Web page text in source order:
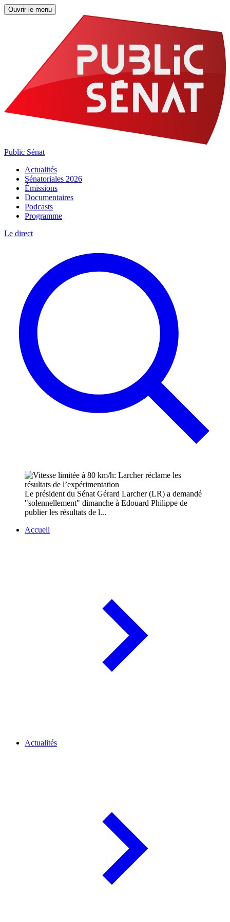
Ouvrir le menu
Public Sénat
Actualités
Sénatoriales 2026
Émissions
Documentaires
Podcasts
Programme
Le direct
Le président du Sénat Gérard Larcher (LR) a demandé
"solennellement" dimanche à Edouard Philippe de
publier les résultats de l...
Accueil
Actualités